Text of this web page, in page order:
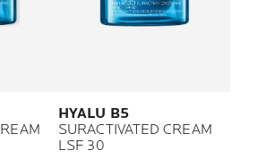
HYALU B5
SURACTIVATED CREAM
LSF 30